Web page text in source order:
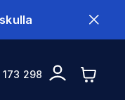
298